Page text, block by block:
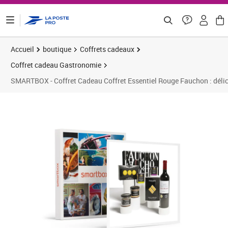
Accueil boutique
Coffrets cadeaux
Coffret cadeau Gastronomie
SMARTBOX - Coffret Cadeau Coffret Essentiel Rouge Fauchon :